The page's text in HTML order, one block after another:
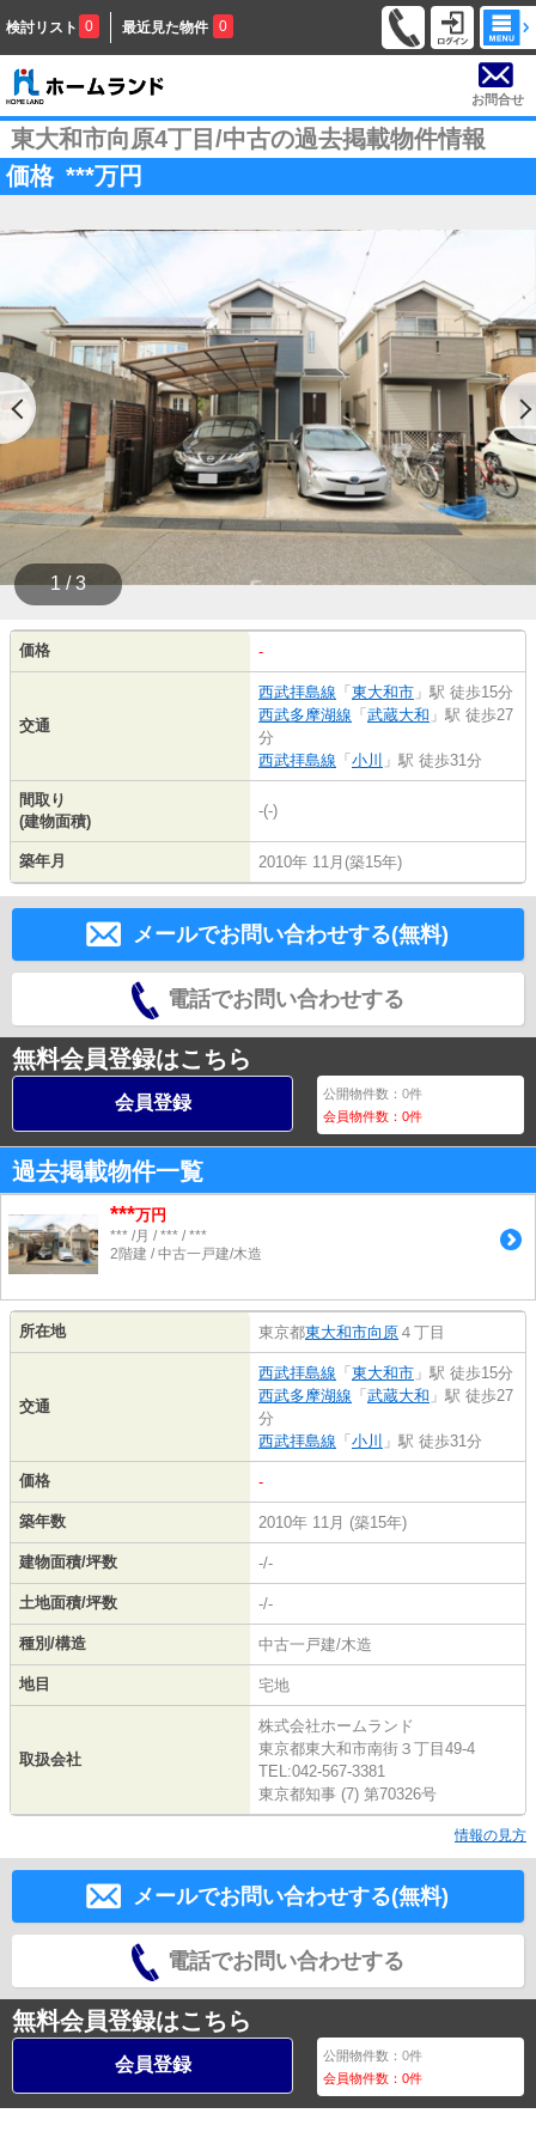
検討リスト 0 最近見た物件 0
お問合せ
東大和市向原4丁目/中古の過去掲載物件情報
価格 ***万円
1 / 3
価格 -
交通
西武拝島線 「 東大和市 」駅 徒歩15分
西武多摩湖線 「 武蔵大和 」駅 徒歩27
分
西武拝島線 「 小川 」駅 徒歩31分
間取り
(建物面積)
-(-)
築年月 2010年 11月(築15年)
メールでお問い合わせする(無料)
電話でお問い合わせする
無料会員登録はこちら
会員登録 公開物件数：0件
会員物件数：0件
過去掲載物件一覧
***万円
*** /月 / *** / ***
2階建 / 中古一戸建/木造
所在地 東京都東大和市向原 ４丁目
交通
西武拝島線 「 東大和市 」駅 徒歩15分
西武多摩湖線 「 武蔵大和 」駅 徒歩27
分
西武拝島線 「 小川 」駅 徒歩31分
価格 -
築年数 2010年 11月 (築15年)
建物面積/坪数 -/-
土地面積/坪数 -/-
種別/構造 中古一戸建/木造
地目 宅地
取扱会社
株式会社ホームランド
東京都東大和市南街３丁目49-4
TEL:042-567-3381
東京都知事 (7) 第70326号
情報の見方
メールでお問い合わせする(無料)
電話でお問い合わせする
無料会員登録はこちら
会員登録 公開物件数：0件
会員物件数：0件